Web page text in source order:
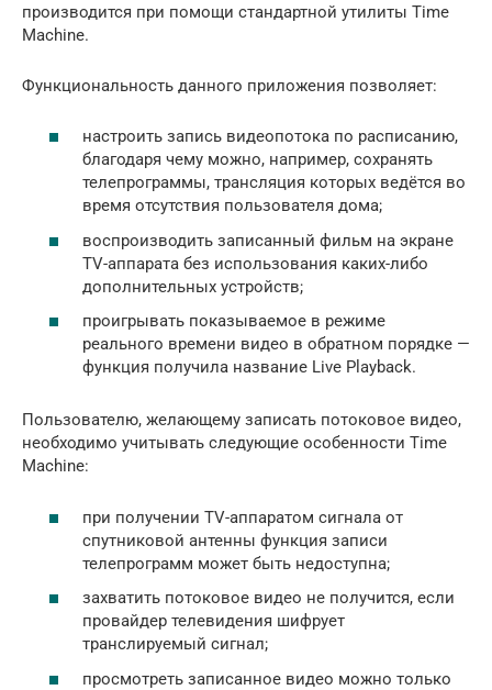
производится при помощи стандартной утилиты Time
Machine.
Функциональность данного приложения позволяет:
настроить запись видеопотока по расписанию,
благодаря чему можно, например, сохранять
телепрограммы, трансляция которых ведётся во
время отсутствия пользователя дома;
воспроизводить записанный фильм на экране
TV-аппарата без использования каких-либо
дополнительных устройств;
проигрывать показываемое в режиме
реального времени видео в обратном порядке —
функция получила название Live Playback.
Пользователю, желающему записать потоковое видео,
необходимо учитывать следующие особенности Time
Machine:
при получении TV-аппаратом сигнала от
спутниковой антенны функция записи
телепрограмм может быть недоступна;
захватить потоковое видео не получится, если
провайдер телевидения шифрует
транслируемый сигнал;
просмотреть записанное видео можно только